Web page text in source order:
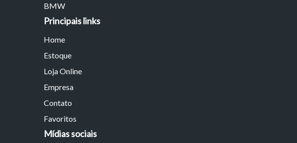
BMW
Principais links
Home
Estoque
Loja Online
Empresa
Contato
Favoritos
Mídias sociais